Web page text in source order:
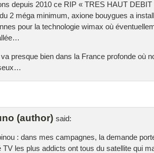
depuis 2010 ce RIP « TRES HAUT
2 méga minimum, axione bouygues a
pour la technologie wimax où
va presque bien dans la France profonde où
(author) said:
: dans mes campagnes, la demande
TV les plus addicts ont tous du satellite qui